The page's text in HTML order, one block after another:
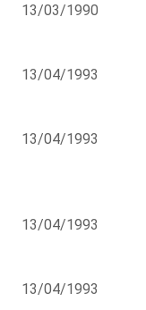
13/03/1990
13/04/1993
13/04/1993
13/04/1993
13/04/1993